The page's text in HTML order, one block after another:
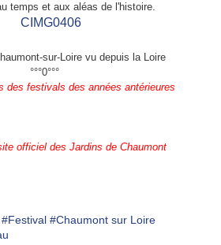
temps et aux aléas de l'histoire.
sur-Loire vu depuis la Loire
°°°0°°°
des festivals des années antérieures
officiel des Jardins de Chaumont
#Festival #Chaumont sur Loire